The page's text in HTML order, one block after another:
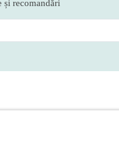
și recomandări